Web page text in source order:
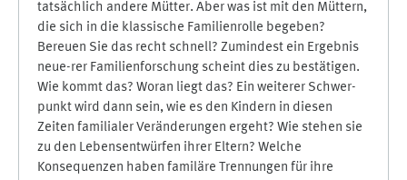
tatsächlich andere Mütter. Aber was ist mit den Müttern,
die sich in die klassische Familienrolle begeben?
Bereuen Sie das recht schnell? Zumindest ein Ergebnis
neue-rer Familienforschung scheint dies zu bestätigen.
Wie kommt das? Woran liegt das? Ein weiterer Schwer-
punkt wird dann sein, wie es den Kindern in diesen
Zeiten familialer Veränderungen ergeht? Wie stehen sie
zu den Lebensentwürfen ihrer Eltern? Welche
Konsequenzen haben familäre Trennungen für ihre